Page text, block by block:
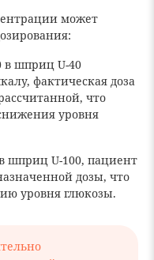
может
в шприц U-40
фактическая доза
что
уровня
шприц U-100, пациент
дозы, что
уровня глюкозы.